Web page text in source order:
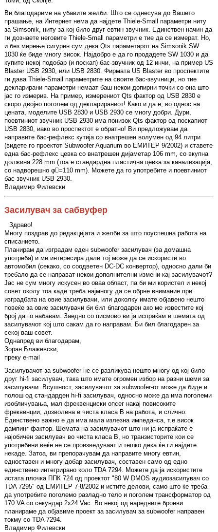
Ви благодариме на убавите желби. Што се однесува до Вашето
прашање, на Интернет нема да најдете Thiele-Small параметри ниту
за Simsonik, ниту за кој било друг евтин звучник. Единствен начин да
ги дознаете неговите Thiele-Small параметри е тие да се измерат. Но,
и без мерење сигурен сум дека Qts параметарот на Simsonik SW
1030 ќе биде многу висок. Најдобро е да го продадете SW 1030 и да
купите некој подобар (и поскап) бас-звучник од 12 инчи, на пример US
Blaster USB 2930, или USB 2830. Фирмата US Blaster во проспектите
ги дава Thiele-Small параметрите на своите бас-звучници, но тие
декларирани параметри немаат баш некои допирни точки со она што
јас го измерив. На пример, измерениот Qts фактор од USB 2830 е
скоро двојно поголем од декларираниот! Како и да е, во однос на
цената, моделите USB 2830 и USB 2930 се многу добри. Дури,
поевтиниот звучник USB 2930 има понизок Qts фактор од поскапиот
USB 2830, иако во проспектот е обратно! Ви предложувам да
направите бас-рефлекс кутија со внатрешен волумен од 94 литри
(видете го проектот Subwoofer Aquarium во ЕМИТЕР 9/2002) и ставете
една бас-рефлекс цевка со внатрешен дијаметар 106 mm, со вкупна
должина 228 mm (тоа е стандардна пластична цевка за канализација,
со надворешно φ=110 mm). Можете да го употребите и поевтиниот
бас-звучник USB 2930.
Владимир Филевски
Засилувач за сабвуфер
Здраво!
Многу поздрав до редакцијата и желби за што поуспешна работа на
списанието.
Планирам да изградам еден subwoofer засилувач (за домашна
употреба) и ме интересира дали тој може да се искористи во
автомобил (секако, со соодветен DC-DC конвертор), односно дали би
требало да се направат некои дополнителни измени кај засилувачот?
Јас не сум многу искусен во оваа област, па би ми користел и некој
совет околу тоа каде треба најмногу да се обрне внимание при
изградбата на овие засилувачи, или доколку имате објавено нешто
повеќе за овие засилувачи би бил благодарен ако ме известите кој
број да го набавам. Заедно со писмово ви ја испраќам и шемата од
засилувачот кој што сакам да го направам. Би бил благодарен за
секој ваш совет.
Однапред ви благодарам,
Зоран Блажевски,
преку e-mail
Засилувачот за subwoofer не се разликува нешто многу од кој било
друг hi-fi засилувач, така што имате огромен избор на разни шеми за
засилувачи. Всушност, засилувачот за subwoofer-от може да биде и
полош од стандарден hi-fi засилувач, односно може да има поголеми
изобличувања, мал фреквенциски опсег накај повисоките
фреквенции, дозволена е чиста класа B на работа, и слично.
Единствено важно е да има мала излезна импеданса, т.е висок
дампинг фактор. Шемата на засилувачот што ни ја испраќате е
најобичен засилувач во чиста класа B, но транзисторите кои се
употребени веќе не се произведуваат и тешко дека ќе ги најдете
некаде. Затоа, ви препорачувам да направите многу евтин,
едноставен и многу добар засилувач, составен само од едно
единствено интегрирано коло TDA 7294. Можете да ја искористите
истата плочка ППК 724 од проектот "80 W DMOS аудиозасилувач со
TDA 7295" од ЕМИТЕР 7-8/2002 и истите делови, само што ќе треба
да употребите поголемо разладно тело и поголем трансформатор од
170 VA со секундар 2х24 Vac. Во некој од наредните броеви
планираме да објавиме проект за засилувач за subwoofer направен
токму со TDA 7294.
Владимир Филевски